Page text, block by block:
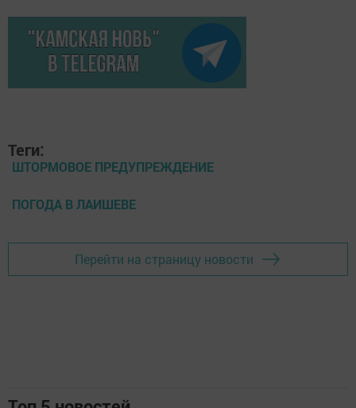
Теги:
ШТОРМОВОЕ ПРЕДУПРЕЖДЕНИЕ
ПОГОДА В ЛАИШЕВЕ
Перейти на страницу новости